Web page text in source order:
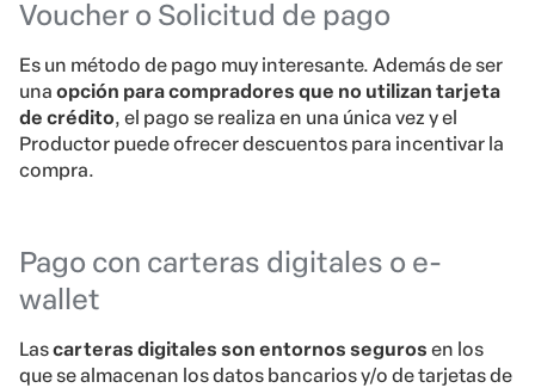
Voucher o Solicitud de pago
Es un método de pago muy interesante. Además de ser
una opción para compradores que no utilizan tarjeta
de crédito, el pago se realiza en una única vez y el
Productor puede ofrecer descuentos para incentivar la
compra.
Pago con carteras digitales o e-
wallet
Lascarteras digitales son entornos seguros en los
que se almacenan los datos bancarios y/o de tarjetas de